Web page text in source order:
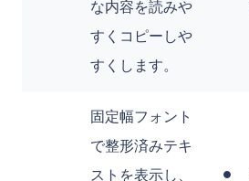
な内容を読みや
すくコピーしや
すくします。
固定幅フォント
で整形済みテキ
ストを表示し、